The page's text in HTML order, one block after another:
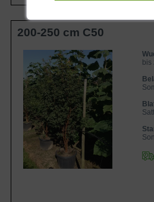
200-250 cm C50
bis